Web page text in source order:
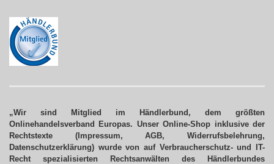
„Wir sind Mitglied im Händlerbund, dem größten
Onlinehandelsverband Europas. Unser Online-Shop inklusive der
Rechtstexte (Impressum, AGB, Widerrufsbelehrung,
Datenschutzerklärung) wurde von auf Verbraucherschutz- und IT-
Recht spezialisierten Rechtsanwälten des Händlerbundes